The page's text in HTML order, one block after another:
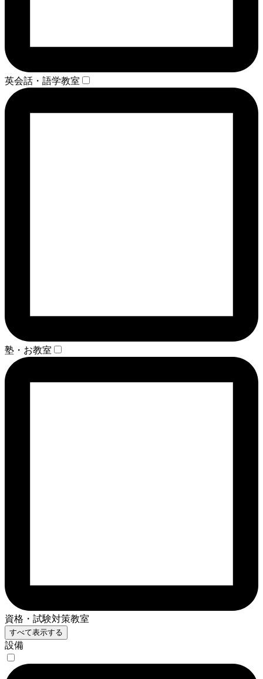
英会話・語学教室
塾・お教室
資格・試験対策教室
すべて表示する
設備